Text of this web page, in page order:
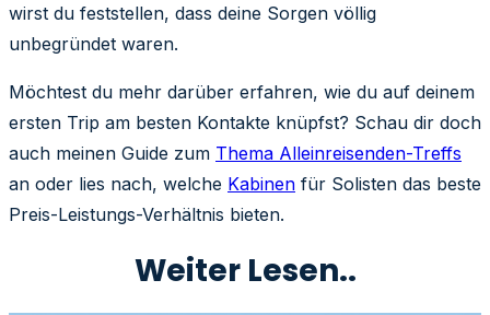
wirst du feststellen, dass deine Sorgen völlig
unbegründet waren.
Möchtest du mehr darüber erfahren, wie du auf deinem
ersten Trip am besten Kontakte knüpfst? Schau dir doch
auch meinen Guide zum Thema Alleinreisenden-Treffs
an oder lies nach, welche Kabinen für Solisten das beste
Preis-Leistungs-Verhältnis bieten.
Weiter Lesen..